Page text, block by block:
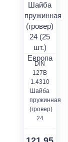
DIN
127В
1.4310
Шайба
пружинная
(гровер)
24